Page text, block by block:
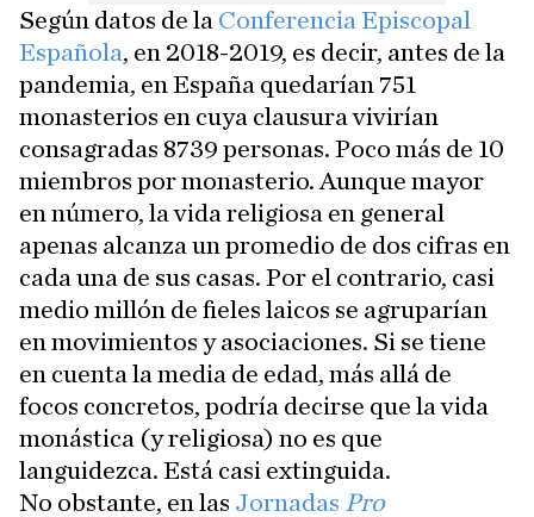
Según datos de la Conferencia Episcopal
Española, en 2018-2019, es decir, antes de la
pandemia, en España quedarían 751
monasterios en cuya clausura vivirían
consagradas 8739 personas. Poco más de 10
miembros por monasterio. Aunque mayor
en número, la vida religiosa en general
apenas alcanza un promedio de dos cifras en
cada una de sus casas. Por el contrario, casi
medio millón de fieles laicos se agruparían
en movimientos y asociaciones. Si se tiene
en cuenta la media de edad, más allá de
focos concretos, podría decirse que la vida
monástica (y religiosa) no es que
languidezca. Está casi extinguida.
No obstante, en las Jornadas Pro